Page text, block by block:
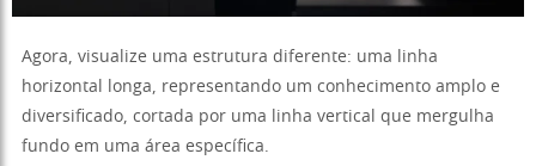
Agora, visualize uma estrutura diferente: uma linha
horizontal longa, representando um conhecimento amplo e
diversificado, cortada por uma linha vertical que mergulha
fundo em uma área específica.